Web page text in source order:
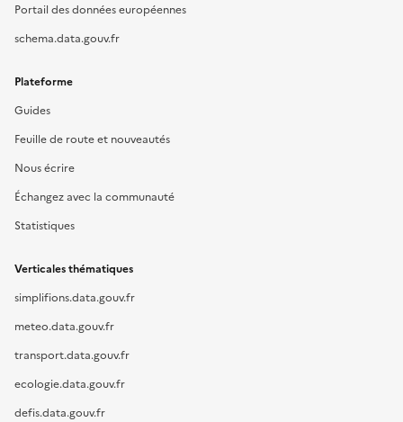
Portail des données européennes
schema.data.gouv.fr
Plateforme
Guides
Feuille de route et nouveautés
Nous écrire
Échangez avec la communauté
Statistiques
Verticales thématiques
simplifions.data.gouv.fr
meteo.data.gouv.fr
transport.data.gouv.fr
ecologie.data.gouv.fr
defis.data.gouv.fr